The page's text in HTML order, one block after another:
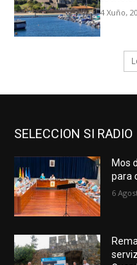
SELECCION SI RADIO
Mos
para
6